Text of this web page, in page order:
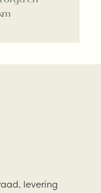
levering